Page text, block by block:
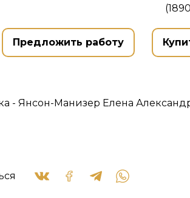
Предложить работу
- Янсон-Манизер Елена